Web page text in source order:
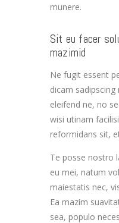
munere.
Sit eu facer
mazimid
Ne fugit essent
dicam
eleifend ne, no
wisi utinam
reformidans sit,
Te posse nostro
eu mei, natum
maiestatis nec,
Ea mazim
sea, populo